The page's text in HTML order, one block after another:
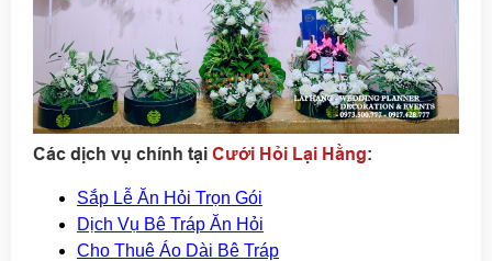
Các dịch vụ chính tại Cưới Hỏi Lại Hằng:
Sắp Lễ Ăn Hỏi Trọn Gói
Dịch Vụ Bê Tráp Ăn Hỏi
Cho Thuê Áo Dài Bê Tráp